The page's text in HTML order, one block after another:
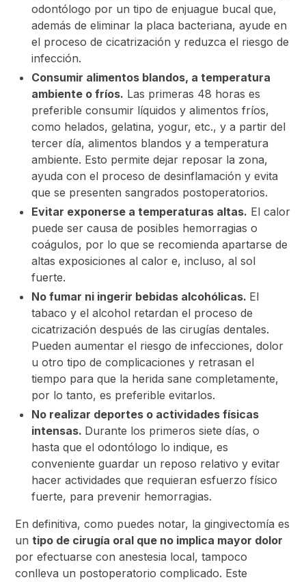
odontólogo por un tipo de enjuague bucal que,
además de eliminar la placa bacteriana, ayude en
el proceso de cicatrización y reduzca el riesgo de
infección.
Consumir alimentos blandos, a temperatura
ambiente o fríos. Las primeras 48 horas es
preferible consumir líquidos y alimentos fríos,
como helados, gelatina, yogur, etc., y a partir del
tercer día, alimentos blandos y a temperatura
ambiente. Esto permite dejar reposar la zona,
ayuda con el proceso de desinflamación y evita
que se presenten sangrados postoperatorios.
Evitar exponerse a temperaturas altas. El calor
puede ser causa de posibles hemorragias o
coágulos, por lo que se recomienda apartarse de
altas exposiciones al calor e, incluso, al sol
fuerte.
No fumar ni ingerir bebidas alcohólicas. El
tabaco y el alcohol retardan el proceso de
cicatrización después de las cirugías dentales.
Pueden aumentar el riesgo de infecciones, dolor
u otro tipo de complicaciones y retrasan el
tiempo para que la herida sane completamente,
por lo tanto, es preferible evitarlos.
No realizar deportes o actividades físicas
intensas. Durante los primeros siete días, o
hasta que el odontólogo lo indique, es
conveniente guardar un reposo relativo y evitar
hacer actividades que requieran esfuerzo físico
fuerte, para prevenir hemorragias.
En definitiva, como puedes notar, la gingivectomía es
untipo de cirugía oral que no implica mayor dolor
por efectuarse con anestesia local, tampoco
conlleva un postoperatorio complicado. Este